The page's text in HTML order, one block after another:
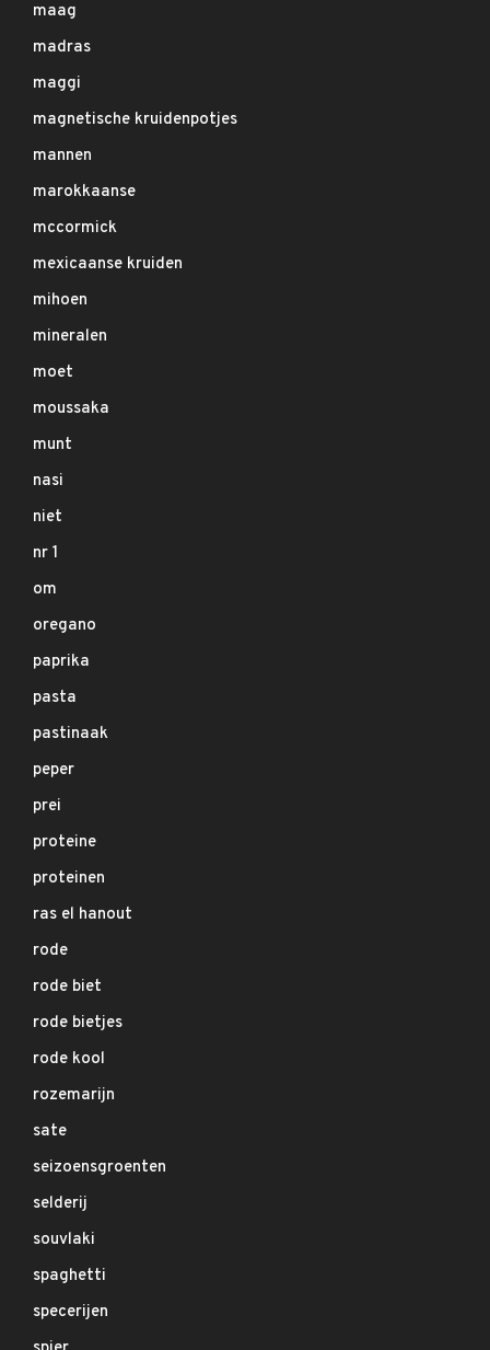
maag
madras
maggi
magnetische kruidenpotjes
mannen
marokkaanse
mccormick
mexicaanse kruiden
mihoen
mineralen
moet
moussaka
munt
nasi
niet
nr 1
om
oregano
paprika
pasta
pastinaak
peper
prei
proteine
proteinen
ras el hanout
rode
rode biet
rode bietjes
rode kool
rozemarijn
sate
seizoensgroenten
selderij
souvlaki
spaghetti
specerijen